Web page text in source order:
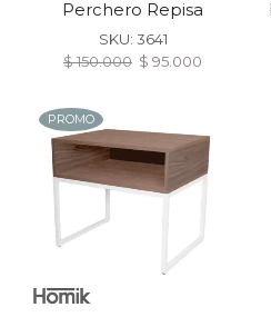
Perchero Repisa
Manhattan
SKU: 3641
$150.000 $ 95.000
PROMO